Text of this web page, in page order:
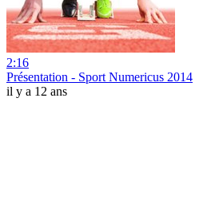
2:16
Présentation - Sport Numericus 2014
il y a 12 ans